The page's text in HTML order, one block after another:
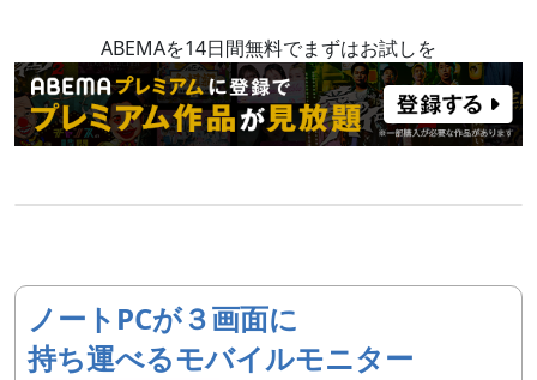
ABEMAを14日間無料でまずはお試しを
ノートPCが３画面に
持ち運べるモバイルモニター